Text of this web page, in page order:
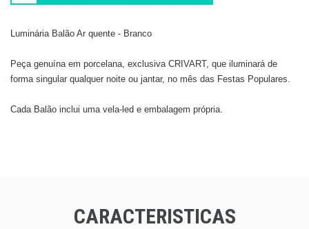
Luminária Balão Ar quente - Branco
Peça genuína em porcelana, exclusiva CRIVART, que iluminará de
forma singular qualquer noite ou jantar, no mês das Festas Populares.
Cada Balão inclui uma vela-led e embalagem própria.
CARACTERISTICAS